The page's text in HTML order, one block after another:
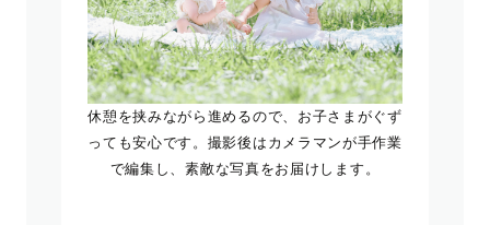
休憩を挟みながら進めるので、お子さまがぐず
っても安心です。撮影後はカメラマンが手作業
で編集し、素敵な写真をお届けします。